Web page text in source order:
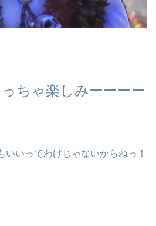
ちゃ楽しみーーーー
いってわけじゃないからねっ！